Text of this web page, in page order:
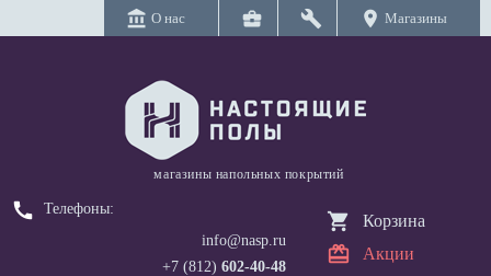
account_balance О нас business_center build location_on Магазины
магазины напольных покрытий
call
Телефоны:
info@nasp.ru
+7 (812) 602-40-48
Корзина
Акции